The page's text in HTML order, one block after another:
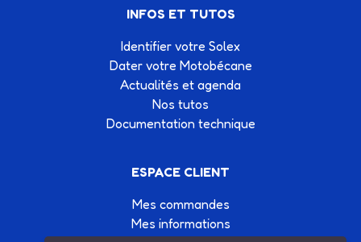
INFOS ET TUTOS
Identifier votre Solex
Dater votre Motobécane
Actualités et agenda
Nos tutos
Documentation technique
ESPACE CLIENT
Mes commandes
Mes informations